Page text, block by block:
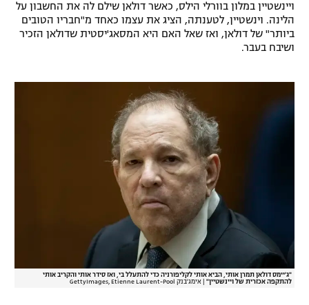
ויינשטיין במלון בוורלי הילס, כאשר דולאן שילם לה את החשבון על
הלינה. וינשטיין, לטענתה, הציג את עצמו כאחד מ"חבריו הטובים
ביותר" של דולאן, ואז שאל האם היא המסאג'יסטית שדולאן הזכיר
ושיבח בעבר.
"ג'יימס דולאן תמרן אותי, הביא אותי לקליפורניה כדי להתעלל בי, ואז סידר אותי והקריב אותי
להתקפה אכזרית של ויינשטיין"
אימג'בנק GettyImages, Etienne Laurent-Pool